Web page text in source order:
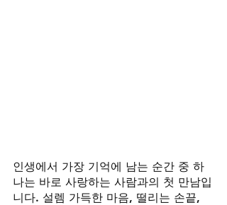
인생에서 가장 기억에 남는 순간 중 하
나는 바로 사랑하는 사람과의 첫 만남입
니다. 설렘 가득한 마음, 떨리는 손끝,